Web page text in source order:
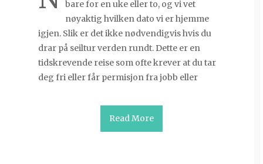
bare for en uke eller to, og vi vet
nøyaktig hvilken dato vi er hjemme
igjen. Slik er det ikke nødvendigvis hvis du
drar på seiltur verden rundt. Dette er en
tidskrevende reise som ofte krever at du tar
deg fri eller får permisjon fra jobb eller
Read More